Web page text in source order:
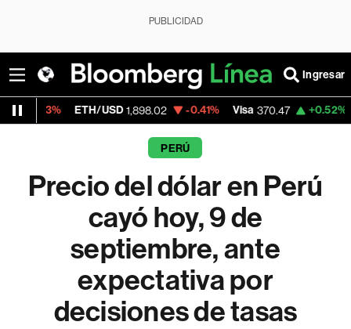
PUBLICIDAD
Ingresar
1,898.02 -0.41% Visa 370.47 +0.52% MercadoLibre
PERÚ
Precio del dólar en Perú
cayó hoy, 9 de
septiembre, ante
expectativa por
decisiones de tasas